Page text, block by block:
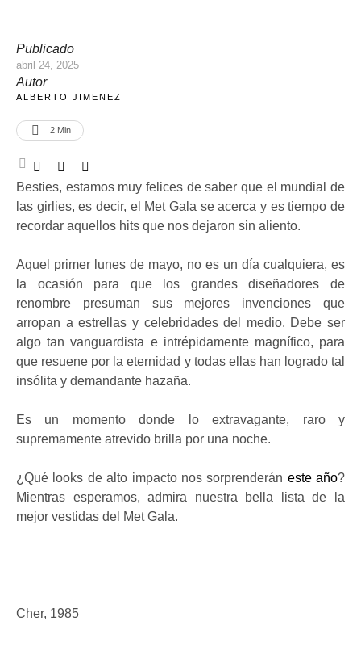
Publicado
abril 24, 2025
Autor
ALBERTO JIMENEZ
2 Min
Besties, estamos muy felices de saber que el mundial de
las girlies, es decir, el Met Gala se acerca y es tiempo de
recordar aquellos hits que nos dejaron sin aliento.
Aquel primer lunes de mayo, no es un día cualquiera, es
la ocasión para que los grandes diseñadores de
renombre presuman sus mejores invenciones que
arropan a estrellas y celebridades del medio. Debe ser
algo tan vanguardista e intrépidamente magnífico, para
que resuene por la eternidad y todas ellas han logrado tal
insólita y demandante hazaña.
Es un momento donde lo extravagante, raro y
supremamente atrevido brilla por una noche.
¿Qué looks de alto impacto nos sorprenderán este año?
Mientras esperamos, admira nuestra bella lista de la
mejor vestidas del Met Gala.
Cher, 1985